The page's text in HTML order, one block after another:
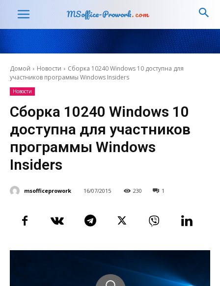
MSoffice-Prowork.com
Домой Новости
Сборка 10240 Windows 10 доступна для
участников программы Windows Insiders
Новости
Сборка 10240 Windows 10
доступна для участников
программы Windows
Insiders
msofficeprowork 16/07/2015 230 1